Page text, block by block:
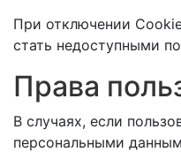
При отключении
стать недоступными
Права
В случаях, если
персональными